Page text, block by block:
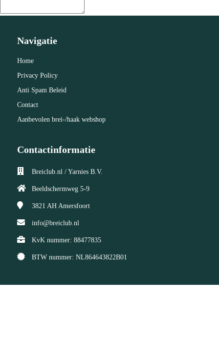
Navigatie
Home
Privacy Policy
Anti Spam Beleid
Contact
Aanbevolen brei-/haak webshop
Contactinformatie
Breiclub.nl / Yarnies B.V.
Beeldschermweg 5-9
3821 AH Amersfoort
info@breiclub.nl
KvK nummer: 88477835
BTW nummer: NL864643822B01